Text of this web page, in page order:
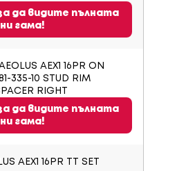
да видите пълната
ни гама!
AEX1 16PR ON
335-10 STUD RIM
RIGHT
да видите пълната
ни гама!
AEX1 16PR TT SET